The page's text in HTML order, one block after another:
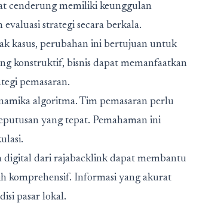
cenderung memiliki keunggulan
strategi secara berkala.
kasus, perubahan ini bertujuan untuk
konstruktif, bisnis dapat memanfaatkan
pemasaran.
algoritma. Tim pemasaran perlu
yang tepat. Pemahaman ini
digital dari rajabacklinkdapat membantu
komprehensif. Informasi yang akurat
pasar lokal.